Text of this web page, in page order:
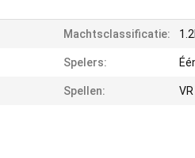
Machtsclassificatie:
Spelers:
Spellen: